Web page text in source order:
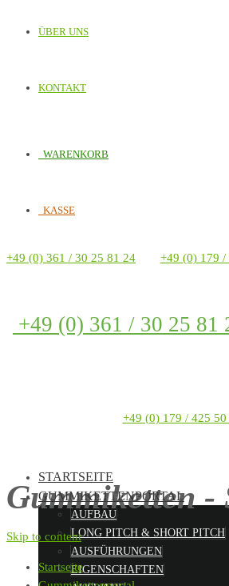
ÜBER UNS
KONTAKT
WARENKORB
KASSE
+49 (0) 361 / 30 25 81 24 +49 (0) 179 /
+49 (0) 361 / 30 25 81
+49 (0) 179 / 425 50
Gummiketten -
STARTSEITE
GUMMIKETTENPORTAL
AUFBAU
LONG PITCH & SHORT PITCH
AUSFÜHRUNGEN
EIGENSCHAFTEN
Skip to content
Startseite